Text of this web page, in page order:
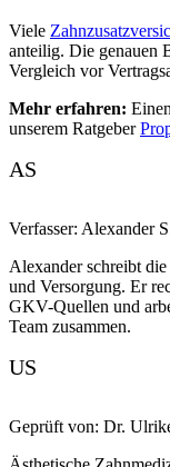
Viele
anteilig. Die genauen
Vergleich vor
Mehr erfahren:
unserem Ratgeber
AS
Verfasser: Alexander
Alexander schreibt
und Versorgung. Er
GKV-Quellen und
Team zusammen.
US
Geprüft von: Dr.